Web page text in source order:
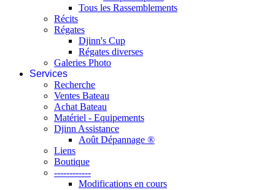
Tous les Rassemblements
Récits
Régates
Djinn's Cup
Régates diverses
Galeries Photo
Services
Recherche
Ventes Bateau
Achat Bateau
Matériel - Equipements
Djinn Assistance
Août Dépannage ®
Liens
Boutique
------------
Modifications en cours